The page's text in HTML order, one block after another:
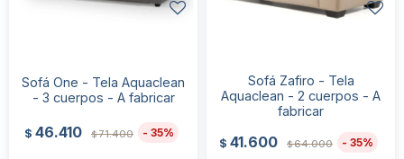
Sofá One - Tela Aquaclean
- 3 cuerpos - A fabricar
$ 46.410 $71.400 35
Sofá Zafiro - Tela
Aquaclean - 2 cuerpos - A
fabricar
$ 41.600 $64.000 35